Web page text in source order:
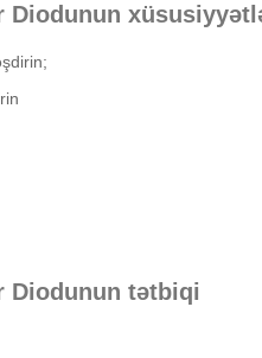
Diodunun
Diodunun tətbiqi